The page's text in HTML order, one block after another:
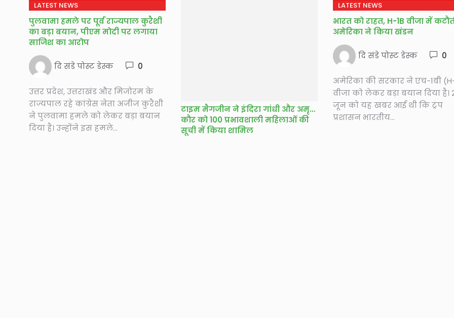
LATEST NEWS
पुलवामा हमले पर पूर्व राज्यपाल कुरैशी
का बड़ा बयान, पीएम मोदी पर लगाया
साजिश का आरोप
दि संडे पोस्ट डेस्क 0
उत्तर प्रदेश, उत्तराखंड और मिजोरम के
राज्यपाल रहे कांग्रेस नेता अजीज कुरैशी
ने पुलवामा हमले को लेकर बड़ा बयान
दिया है। उन्होंने इस हमले...
टाइम मैगजीन ने इंदिरा गांधी और अमृता
कौर को 100 प्रभावशाली महिलाओं की
सूची में किया शामिल
LATEST NEWS
भारत को राहत, H-1B वीजा में
अमेरिका ने किया खंडन
दि संडे पोस्ट डेस्क 0
अमेरिका की सरकार ने एच-1बी
वीजा को लेकर बड़ा बयान दिया है।
जून को यह खबर आई थी कि ट्रंप
प्रशासन भारतीय...